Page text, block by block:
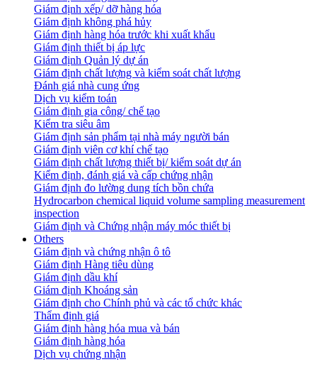
Giám định xếp/ dỡ hàng hóa
Giám định không phá hủy
Giám định hàng hóa trước khi xuất khẩu
Giám định thiết bị áp lực
Giám định Quản lý dự án
Giám định chất lượng và kiểm soát chất lượng
Đánh giá nhà cung ứng
Dịch vụ kiểm toán
Giám định gia công/ chế tạo
Kiểm tra siêu âm
Giám định sản phẩm tại nhà máy người bán
Giám định viên cơ khí chế tạo
Giám định chất lượng thiết bị/ kiểm soát dự án
Kiểm định, đánh giá và cấp chứng nhận
Giám định đo lường dung tích bồn chứa
Hydrocarbon chemical liquid volume sampling measurement
inspection
Giám định và Chứng nhận máy móc thiết bị
Others
Giám định và chứng nhận ô tô
Giám định Hàng tiêu dùng
Giám định dầu khí
Giám định Khoáng sản
Giám định cho Chính phủ và các tổ chức khác
Thẩm định giá
Giám định hàng hóa mua và bán
Giám định hàng hóa
Dịch vụ chứng nhận